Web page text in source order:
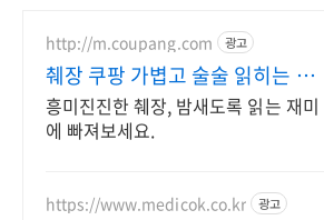
http://m.coupang.com 광고
췌장 쿠팡 가볍고 술술 읽히는 소
설
흥미진진한 췌장, 밤새도록 읽는 재미
에 빠져보세요.
https://www.medicok.co.kr 광고